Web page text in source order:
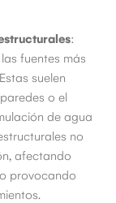
:
fuentes más
suelen
o el
de agua
no
afectando
provocando